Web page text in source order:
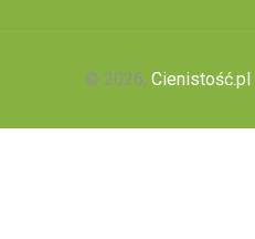
© 2026, Cienistość.pl